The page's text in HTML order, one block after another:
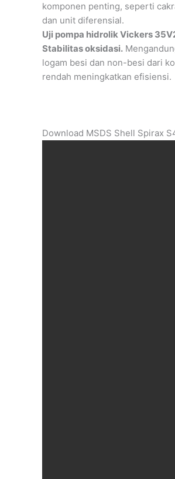
komponen penting, seperti
dan unit diferensial.
Uji pompa hidrolik Vickers
Stabilitas oksidasi.
logam besi dan non-besi dari
rendah meningkatkan efisiensi.
Download MSDS Shell Spirax